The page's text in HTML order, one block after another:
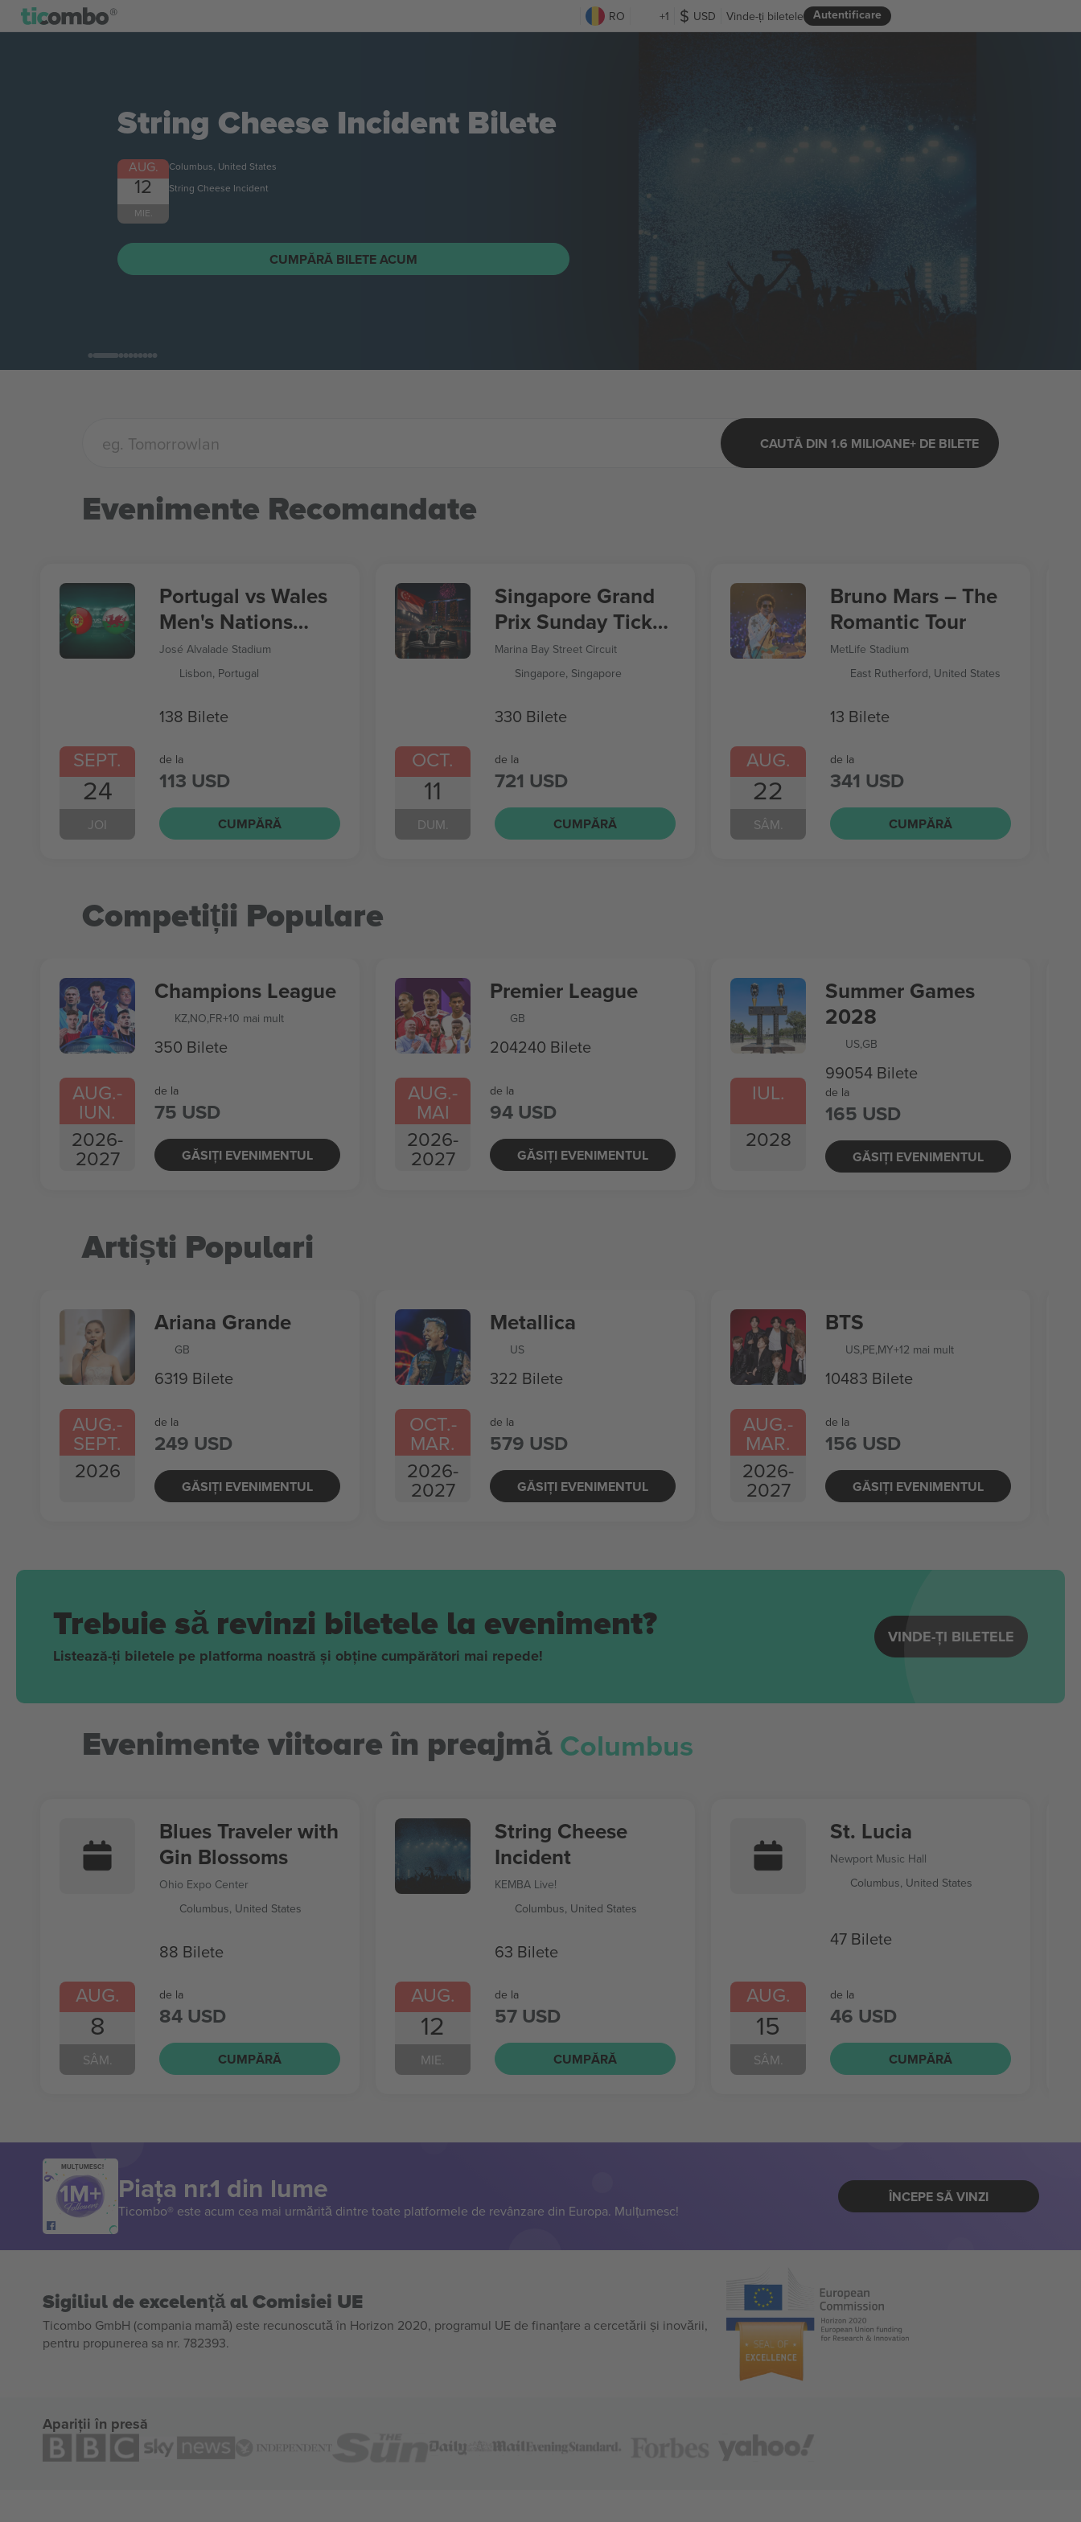
RO +1 USD Autentificare
Vinde-ți biletele
String Cheese Incident Bilete
AUG.
12
MIE.
Columbus, United States
String Cheese Incident
CUMPĂRĂ BILETE ACUM
CAUTĂ DIN 1.6 MILIOANE+ DE BILETE
Evenimente Recomandate
SEPT.
24
JOI
Portugal vs Wales
Men's Nations
League
José Alvalade Stadium
Lisbon, Portugal
138 Bilete
de la
113 USD
CUMPĂRĂ
OCT.
11
DUM.
Singapore Grand
Prix Sunday Ticket
Formula 1
Marina Bay Street Circuit
Singapore, Singapore
330 Bilete
de la
721 USD
CUMPĂRĂ
AUG.
22
SÂM.
Bruno Mars – The
Romantic Tour
MetLife Stadium
East Rutherford, United States
13 Bilete
de la
341 USD
CUMPĂRĂ
Competiții Populare
AUG.-
IUN.
2026-
2027
Champions League
KZ,NO,FR+10 mai mult
350 Bilete
de la
75 USD
GĂSIȚI EVENIMENTUL
AUG.-
MAI
2026-
2027
Premier League
GB
204240 Bilete
de la
94 USD
GĂSIȚI EVENIMENTUL
IUL.
2028
Summer Games
2028
US,GB
99054 Bilete
de la
165 USD
GĂSIȚI EVENIMENTUL
Artiști Populari
AUG.-
SEPT.
2026
Ariana Grande
GB
6319 Bilete
de la
249 USD
GĂSIȚI EVENIMENTUL
OCT.-
MAR.
2026-
2027
Metallica
US
322 Bilete
de la
579 USD
GĂSIȚI EVENIMENTUL
AUG.-
MAR.
2026-
2027
BTS
US,PE,MY+12 mai mult
10483 Bilete
de la
156 USD
GĂSIȚI EVENIMENTUL
Trebuie să revinzi biletele la eveniment?
Listează-ți biletele pe platforma noastră și obține cumpărători mai repede!
VINDE-ȚI BILETELE
Evenimente viitoare în preajmă Columbus
AUG.
8
SÂM.
Blues Traveler with
Gin Blossoms
Ohio Expo Center
Columbus, United States
88 Bilete
de la
84 USD
CUMPĂRĂ
AUG.
12
MIE.
String Cheese
Incident
KEMBA Live!
Columbus, United States
63 Bilete
de la
57 USD
CUMPĂRĂ
AUG.
15
SÂM.
St. Lucia
Newport Music Hall
Columbus, United States
47 Bilete
de la
46 USD
CUMPĂRĂ
MULȚUMESC!
Piața nr.1 din lume
Ticombo® este acum cea mai urmărită dintre toate platformele de revânzare din Europa. Mulțumesc!
ÎNCEPE SĂ VINZI
Sigiliul de excelență al Comisiei UE
Ticombo GmbH (compania mamă) este recunoscută în Horizon 2020, programul UE de finanțare a cercetării și inovării,
pentru propunerea sa nr. 782393.
Apariții în presă